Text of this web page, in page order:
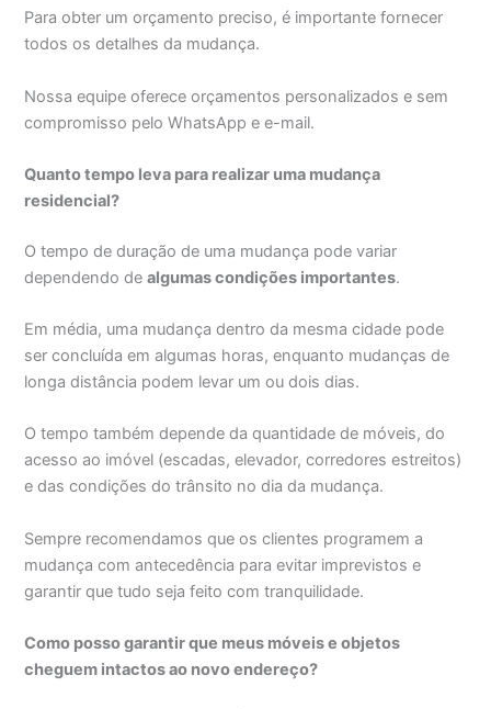
Para obter um orçamento preciso, é importante fornecer
todos os detalhes da mudança.
Nossa equipe oferece orçamentos personalizados e sem
compromisso pelo WhatsApp e e-mail.
Quanto tempo leva para realizar uma mudança
residencial?
O tempo de duração de uma mudança pode variar
dependendo dealgumas condições importantes.
Em média, uma mudança dentro da mesma cidade pode
ser concluída em algumas horas, enquanto mudanças de
longa distância podem levar um ou dois dias.
O tempo também depende da quantidade de móveis, do
acesso ao imóvel (escadas, elevador, corredores estreitos)
e das condições do trânsito no dia da mudança.
Sempre recomendamos que os clientes programem a
mudança com antecedência para evitar imprevistos e
garantir que tudo seja feito com tranquilidade.
Como posso garantir que meus móveis e objetos
cheguem intactos ao novo endereço?